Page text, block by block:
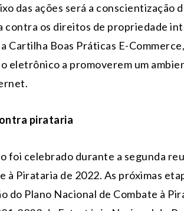
das ações será a conscientização
contra os direitos de propriedade
Cartilha Boas Práticas E-
eletrônico a promoverem um
pirataria
foi celebrado durante a segunda
à Pirataria de 2022. As próximas
do Plano Nacional de Combate à